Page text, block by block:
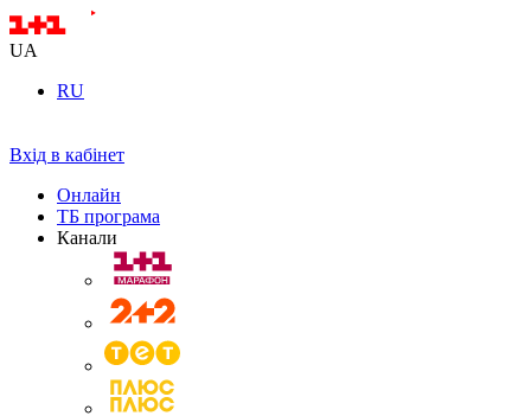
UA
RU
Вхід в кабінет
Онлайн
ТБ програма
Канали